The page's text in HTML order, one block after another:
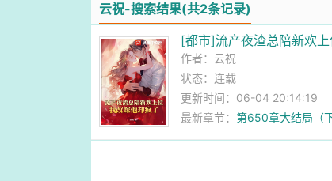
云祝-搜索结果(共2条记录)
[都市]流产夜渣总陪新欢
作者： 云祝
状态：连载
更新时间：06-04 20:14:19
最新章节：第650章大结局（下